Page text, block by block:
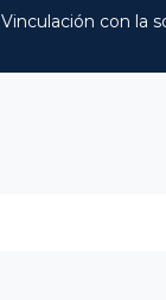
Vinculación con la